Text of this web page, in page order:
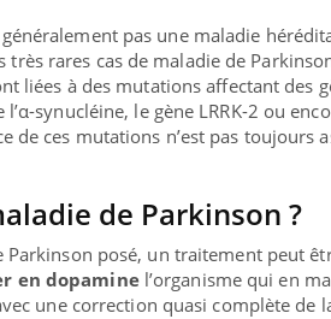
pas une maladie
très rares cas de maladie de
liées à des mutations affectant des
synucléine, le gène LRRK-2 ou
de ces mutations n’est pas toujours
de Parkinson ?
posé, un traitement peut
en dopaminel’organisme qui en
une correction quasi complète de